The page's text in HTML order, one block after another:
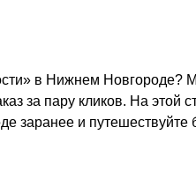
в Нижнем
за пару кликов. На
заранее и путешествуйте